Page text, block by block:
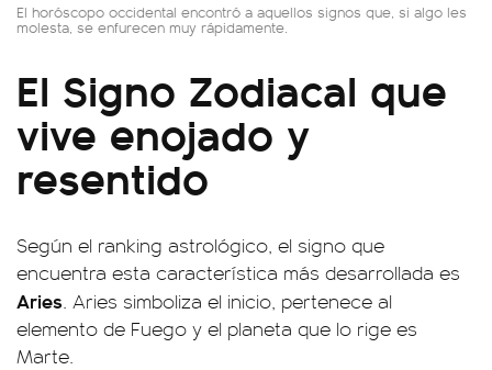
El horóscopo occidental encontró a aquellos signos que, si algo les
molesta, se enfurecen muy rápidamente.
El Signo Zodiacal que
vive enojado y
resentido
Según el ranking astrológico, el signo que
encuentra esta característica más desarrollada es
Aries. Aries simboliza el inicio, pertenece al
elemento de Fuego y el planeta que lo rige es
Marte.